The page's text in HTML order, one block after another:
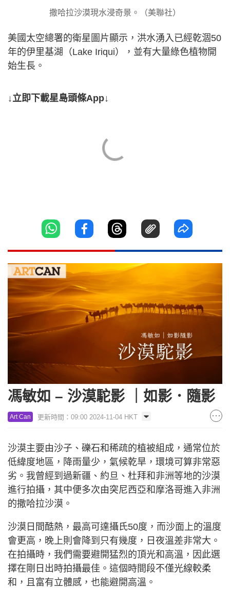
撒哈拉沙漠現水浸奇景。（美聯社）
美國太空總署的衛星圖片顯示，洪水湧入已經乾涸50
年的伊里基湖（Lake Iriqui），並有大量綠色植物開
始生長。
↓立即下載星島頭條App↓
馮敏如 – 沙漠駝影 ｜如影．隨影
Art Can 更新時間：09:00 2024-11-04 HKT
沙漠主要由沙子、礫石和稀疏的植被組成，通常位於
低緯度地區，降雨量少，氣候乾旱，環境可算非常惡
劣。我曾經到過新疆、約旦、杜拜和非洲等地的沙漠
進行拍攝，其中便多次由突尼西亞和摩洛哥進入非洲
的撒哈拉沙漠。
沙漠日間酷熱，最高可達攝氏50度，而沙面上的溫度
會更高，晚上則會降到只有幾度，日夜溫差非常大。
在拍攝時，我們需要避開猛烈的頂光和高溫，因此選
擇在剛日出時拍攝最佳。這個時間段不僅光線較柔
和，且富有立體感，也能避開高溫。